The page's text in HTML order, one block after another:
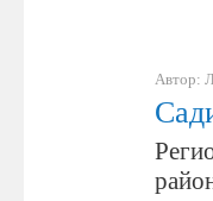
Автор: